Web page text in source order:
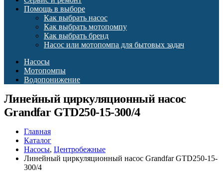
Помощь в выборе
Как выбрать насос
Как выбрать мотопомпу
Как выбрать бренд
Насос или мотопомпа для бытовых задач
Насосы
Мотопомпы
Водопонижение
Линейный циркуляционный насос
Grandfar GTD250-15-300/4
Главная
Каталог
Насосы, Центробежные
Линейный циркуляционный насос Grandfar GTD250-15-
300/4